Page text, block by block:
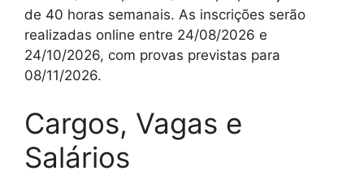
de 40 horas semanais. As inscrições serão
realizadas online entre 24/08/2026 e
24/10/2026, com provas previstas para
08/11/2026.
Cargos, Vagas e
Salários